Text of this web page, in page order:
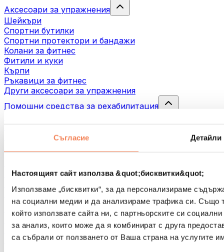
Съгласие Детайли
Настоящият сайт използва &quot;бисквитки&quot;
Използваме „бисквитки“, за да персонализираме
на социални медии и да анализираме трафика си. Също
който използвате сайта ни, с партньорските си
за анализ, които може да я комбинират с друга
са събрали от ползването от Ваша страна на услугите
Аксесоари за упражнения
Шейкъри
Спортни бутилки
Спортни протектори и бандажи
Колани за фитнес
Фитили и куки
Кърпи
Ръкавици за фитнес
Други аксесоари за упражнения
Помощни средства за рехабилитация
Инструменти за масаж
Масажни ролери
Чанти и аксесоари за храна
Чанти за фитнес
Раници
Аксесоари според вида дейност
Бойни спортове
Колоездене